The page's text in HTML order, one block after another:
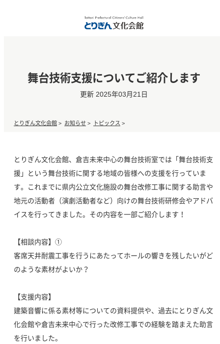
舞台技術支援についてご紹介します
更新 2025年03月21日
とりぎん文化会館 > お知らせ > トピックス >
とりぎん文化会館、倉吉未来中心の舞台技術室では「舞台技術支
援」という舞台技術に関する地域の皆様への支援を行っていま
す。これまでに県内公立文化施設の舞台改修工事に関する助言や
地元の活動者（演劇活動者など）向けの舞台技術研修会やアドバ
イスを行ってきました。その内容を一部ご紹介します！
【相談内容】①
客席天井耐震工事を行うにあたってホールの響きを残したいがど
のような素材がよいか？
【支援内容】
建築音響に係る素材等についての資料提供や、過去にとりぎん文
化会館や倉吉未来中心で行った改修工事での経験を踏まえた助言
を行いました。